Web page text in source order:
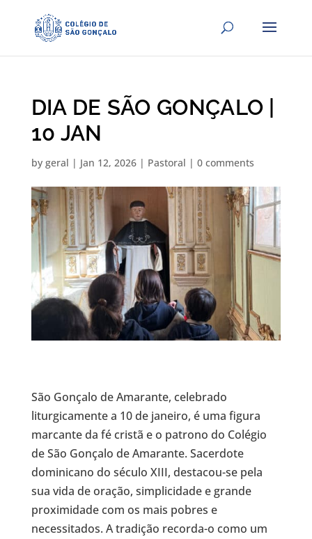
DIA DE SÃO GONÇALO |
10 JAN
by geral | Jan 12, 2026| Pastoral | 0 comments
São Gonçalo de Amarante, celebrado
liturgicamente a 10 de janeiro, é uma figura
marcante da fé cristã e o patrono do Colégio
de São Gonçalo de Amarante. Sacerdote
dominicano do século XIII, destacou-se pela
sua vida de oração, simplicidade e grande
proximidade com os mais pobres e
necessitados. A tradição recorda-o como um